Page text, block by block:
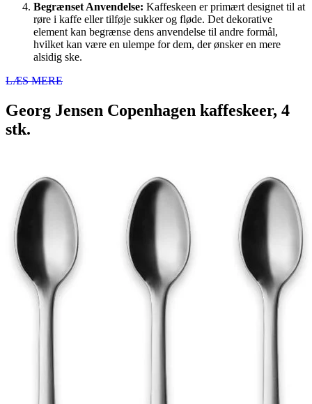
Begrænset Anvendelse: Kaffeskeen er primært designet til at
røre i kaffe eller tilføje sukker og fløde. Det dekorative
element kan begrænse dens anvendelse til andre formål,
hvilket kan være en ulempe for dem, der ønsker en mere
alsidig ske.
LÆS MERE
Georg Jensen Copenhagen kaffeskeer, 4
stk.